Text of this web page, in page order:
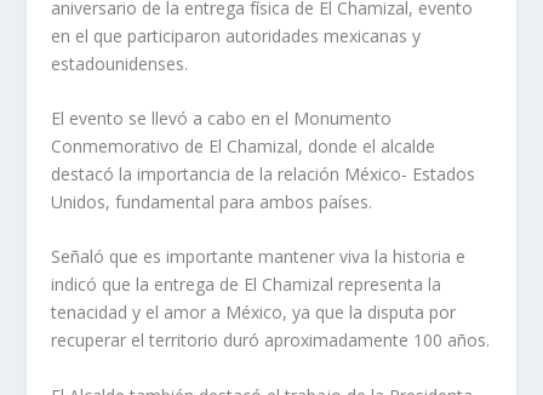
aniversario de la entrega física de El Chamizal, evento
en el que participaron autoridades mexicanas y
estadounidenses.
El evento se llevó a cabo en el Monumento
Conmemorativo de El Chamizal, donde el alcalde
destacó la importancia de la relación México- Estados
Unidos, fundamental para ambos países.
Señaló que es importante mantener viva la historia e
indicó que la entrega de El Chamizal representa la
tenacidad y el amor a México, ya que la disputa por
recuperar el territorio duró aproximadamente 100 años.